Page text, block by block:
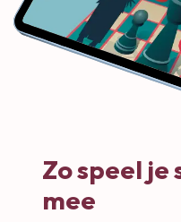
Zo speel
mee